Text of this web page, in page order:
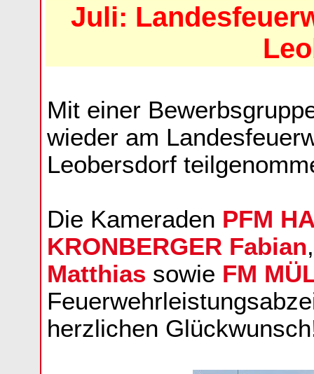
Juli:
Mit einer
wieder am
Leobersdorf
Die Kameraden PFM
KRONBERGER Fabian
Matthias sowie FM
herzlichen